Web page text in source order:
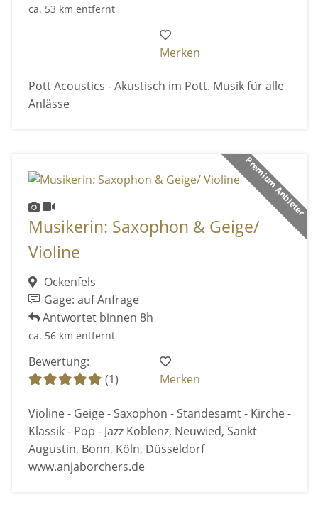
ca. 53 km entfernt
Merken
Pott Acoustics - Akustisch im Pott. Musik für alle
Anlässe
Premium Anbieter
Musikerin: Saxophon & Geige/
Violine
Ockenfels
Gage: auf Anfrage
Antwortet binnen 8h
ca. 56 km entfernt
Bewertung:
(1)
Merken
Violine - Geige - Saxophon - Standesamt - Kirche -
Klassik - Pop - Jazz Koblenz, Neuwied, Sankt
Augustin, Bonn, Köln, Düsseldorf
www.anjaborchers.de